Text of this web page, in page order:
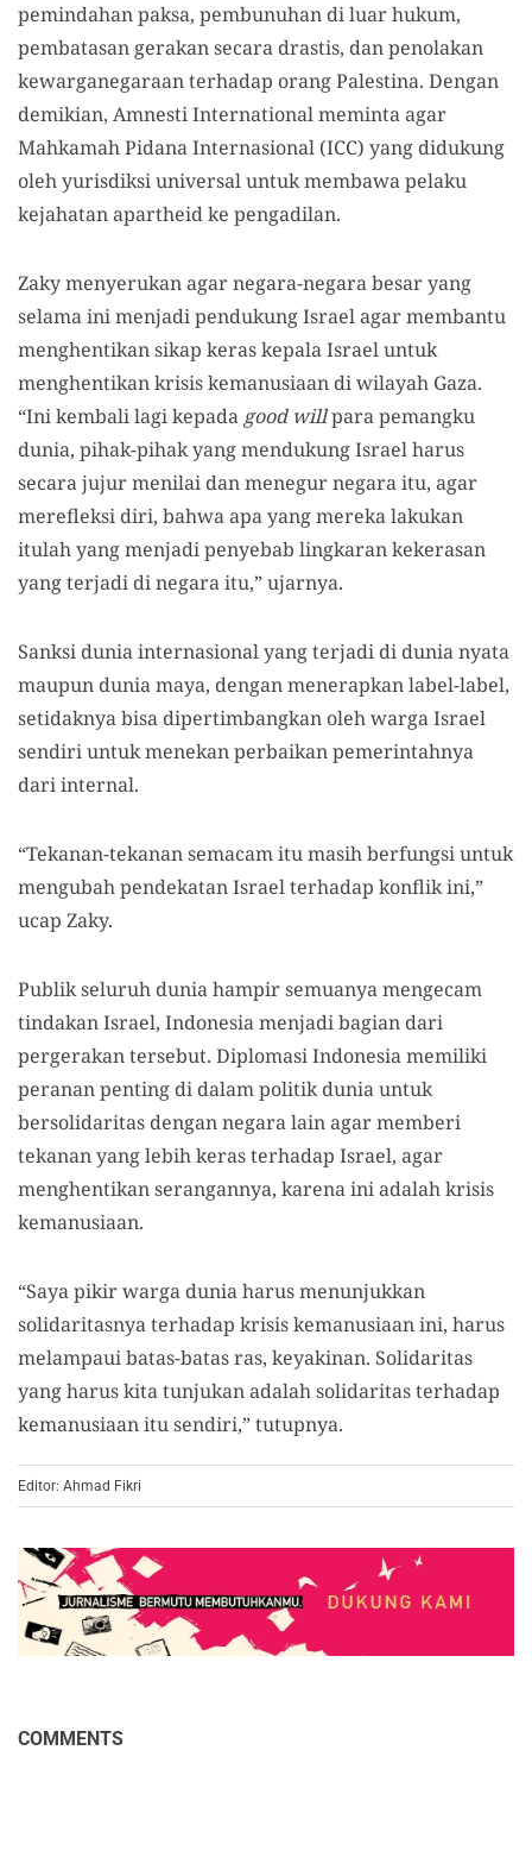
pemindahan paksa, pembunuhan di luar hukum,
pembatasan gerakan secara drastis, dan penolakan
kewarganegaraan terhadap orang Palestina. Dengan
demikian, Amnesti International meminta agar
Mahkamah Pidana Internasional (ICC) yang didukung
oleh yurisdiksi universal untuk membawa pelaku
kejahatan apartheid ke pengadilan.
Zaky menyerukan agar negara-negara besar yang
selama ini menjadi pendukung Israel agar membantu
menghentikan sikap keras kepala Israel untuk
menghentikan krisis kemanusiaan di wilayah Gaza.
“Ini kembali lagi kepada good willpara pemangku
dunia, pihak-pihak yang mendukung Israel harus
secara jujur menilai dan menegur negara itu, agar
merefleksi diri, bahwa apa yang mereka lakukan
itulah yang menjadi penyebab lingkaran kekerasan
yang terjadi di negara itu,” ujarnya.
Sanksi dunia internasional yang terjadi di dunia nyata
maupun dunia maya, dengan menerapkan label-label,
setidaknya bisa dipertimbangkan oleh warga Israel
sendiri untuk menekan perbaikan pemerintahnya
dari internal.
“Tekanan-tekanan semacam itu masih berfungsi untuk
mengubah pendekatan Israel terhadap konflik ini,”
ucap Zaky.
Publik seluruh dunia hampir semuanya mengecam
tindakan Israel, Indonesia menjadi bagian dari
pergerakan tersebut. Diplomasi Indonesia memiliki
peranan penting di dalam politik dunia untuk
bersolidaritas dengan negara lain agar memberi
tekanan yang lebih keras terhadap Israel, agar
menghentikan serangannya, karena ini adalah krisis
kemanusiaan.
“Saya pikir warga dunia harus menunjukkan
solidaritasnya terhadap krisis kemanusiaan ini, harus
melampaui batas-batas ras, keyakinan. Solidaritas
yang harus kita tunjukan adalah solidaritas terhadap
kemanusiaan itu sendiri,” tutupnya.
Editor: Ahmad Fikri
COMMENTS